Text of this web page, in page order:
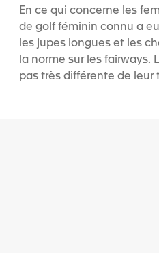
En ce qui concerne les
de golf féminin connu a eu
les jupes longues et les
la norme sur les fairways.
pas très différente de leur